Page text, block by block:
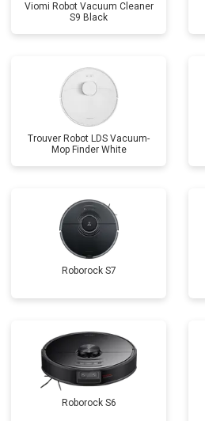
Viomi Robot Vacuum Cleaner
S9 Black
Trouver Robot LDS Vacuum-
Mop Finder White
Roborock S7
Roborock S6